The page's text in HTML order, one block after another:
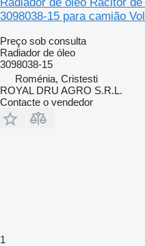
3098038-15 para camião
Preço sob consulta
Radiador de óleo
3098038-15
Roménia, Cristesti
ROYAL DRU AGRO S.R.L.
Contacte o vendedor
1